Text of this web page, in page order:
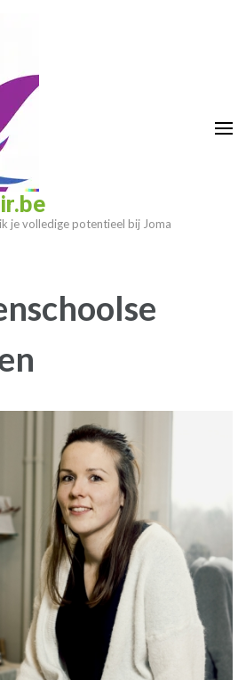
je volledige potentieel bij Joma